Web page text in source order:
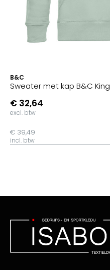
B&C
Sweater met kap B&C King
€ 32,64
excl. btw
€ 39,49
incl. btw